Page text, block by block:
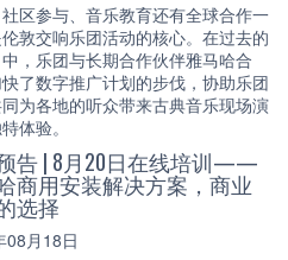
区参与、音乐教育还有全球合作一
敦交响乐团活动的核心。在过去的
中，乐团与长期合作伙伴雅马哈合
了数字推广计划的步伐，协助乐团
为各地的听众带来古典音乐现场演
体验。
告 | 8月20日在线培训——
商用安装解决方案，商业
选择
08月18日